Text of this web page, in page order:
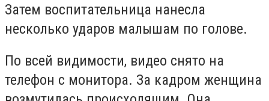
Затем воспитательница нанесла
несколько ударов малышам по голове.
По всей видимости, видео снято на
телефон с монитора. За кадром женщина